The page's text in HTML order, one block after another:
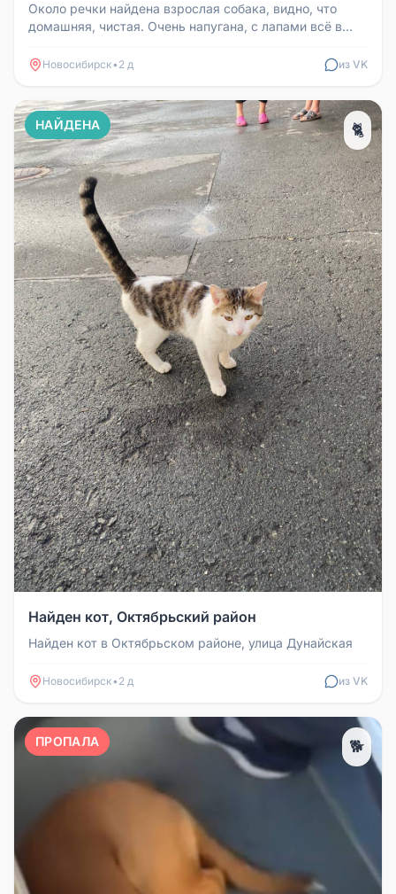
Около речки найдена взрослая собака, видно, что
домашняя, чистая. Очень напугана, с лапами всё в
Новосибирск• 2 д из VK
НАЙДЕНА 🐈
Найден кот, Октябрьский район
Найден кот в Октябрьском районе, улица Дунайская
Новосибирск• 2 д из VK
ПРОПАЛА 🐕